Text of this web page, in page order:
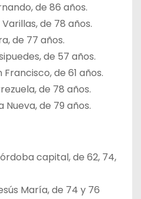
de 86 años.
de 78 años.
de 77 años.
de 57 años.
de 61 años.
de 78 años.
Nueva, de 79 años.
capital, de 62, 74,
María, de 74 y 76